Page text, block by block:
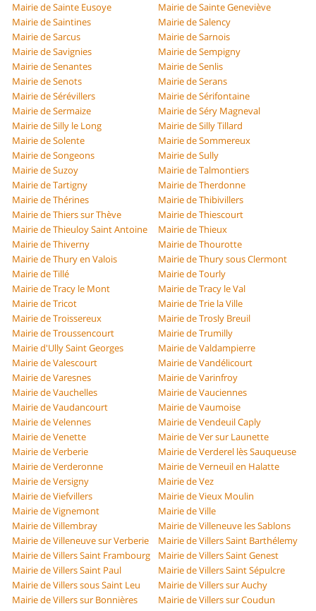
Mairie de Sainte Eusoye
Mairie de Sainte Geneviève
Mairie de Saintines
Mairie de Salency
Mairie de Sarcus
Mairie de Sarnois
Mairie de Savignies
Mairie de Sempigny
Mairie de Senantes
Mairie de Senlis
Mairie de Senots
Mairie de Serans
Mairie de Sérévillers
Mairie de Sérifontaine
Mairie de Sermaize
Mairie de Séry Magneval
Mairie de Silly le Long
Mairie de Silly Tillard
Mairie de Solente
Mairie de Sommereux
Mairie de Songeons
Mairie de Sully
Mairie de Suzoy
Mairie de Talmontiers
Mairie de Tartigny
Mairie de Therdonne
Mairie de Thérines
Mairie de Thibivillers
Mairie de Thiers sur Thève
Mairie de Thiescourt
Mairie de Thieuloy Saint Antoine
Mairie de Thieux
Mairie de Thiverny
Mairie de Thourotte
Mairie de Thury en Valois
Mairie de Thury sous Clermont
Mairie de Tillé
Mairie de Tourly
Mairie de Tracy le Mont
Mairie de Tracy le Val
Mairie de Tricot
Mairie de Trie la Ville
Mairie de Troissereux
Mairie de Trosly Breuil
Mairie de Troussencourt
Mairie de Trumilly
Mairie d'Ully Saint Georges
Mairie de Valdampierre
Mairie de Valescourt
Mairie de Vandélicourt
Mairie de Varesnes
Mairie de Varinfroy
Mairie de Vauchelles
Mairie de Vauciennes
Mairie de Vaudancourt
Mairie de Vaumoise
Mairie de Velennes
Mairie de Vendeuil Caply
Mairie de Venette
Mairie de Ver sur Launette
Mairie de Verberie
Mairie de Verderel lès Sauqueuse
Mairie de Verderonne
Mairie de Verneuil en Halatte
Mairie de Versigny
Mairie de Vez
Mairie de Viefvillers
Mairie de Vieux Moulin
Mairie de Vignemont
Mairie de Ville
Mairie de Villembray
Mairie de Villeneuve les Sablons
Mairie de Villeneuve sur Verberie
Mairie de Villers Saint Barthélemy
Mairie de Villers Saint Frambourg
Mairie de Villers Saint Genest
Mairie de Villers Saint Paul
Mairie de Villers Saint Sépulcre
Mairie de Villers sous Saint Leu
Mairie de Villers sur Auchy
Mairie de Villers sur Bonnières
Mairie de Villers sur Coudun